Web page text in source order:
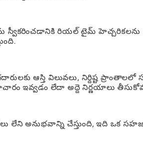
స్వీకరించడానికి రియల్ టైమ్ హెచ్చరికలను
ఆస్తి విలువలు, నిర్దిష్ట ప్రాంతాలలో
ఇవ్వడం లేదా అద్దె నిర్ణయాలు
లేని అనుభవాన్ని చేస్తుంది, ఇది ఒక